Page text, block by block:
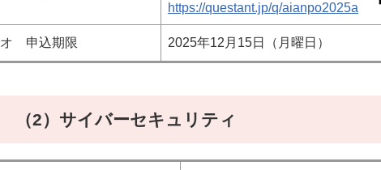
https://questant.jp/q/aianpo2025a
オ 申込期限 2025年12月15日（月曜日）
（2）サイバーセキュリティ